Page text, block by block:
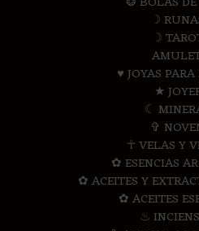
☽
☽
♥ JOYAS
★
☾
✞
☥ VELAS Y
✿ ESENCIAS
✿ ACEITES Y
✿ ACEITES
♨